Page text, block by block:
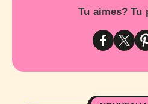
Tu aimes? Tu